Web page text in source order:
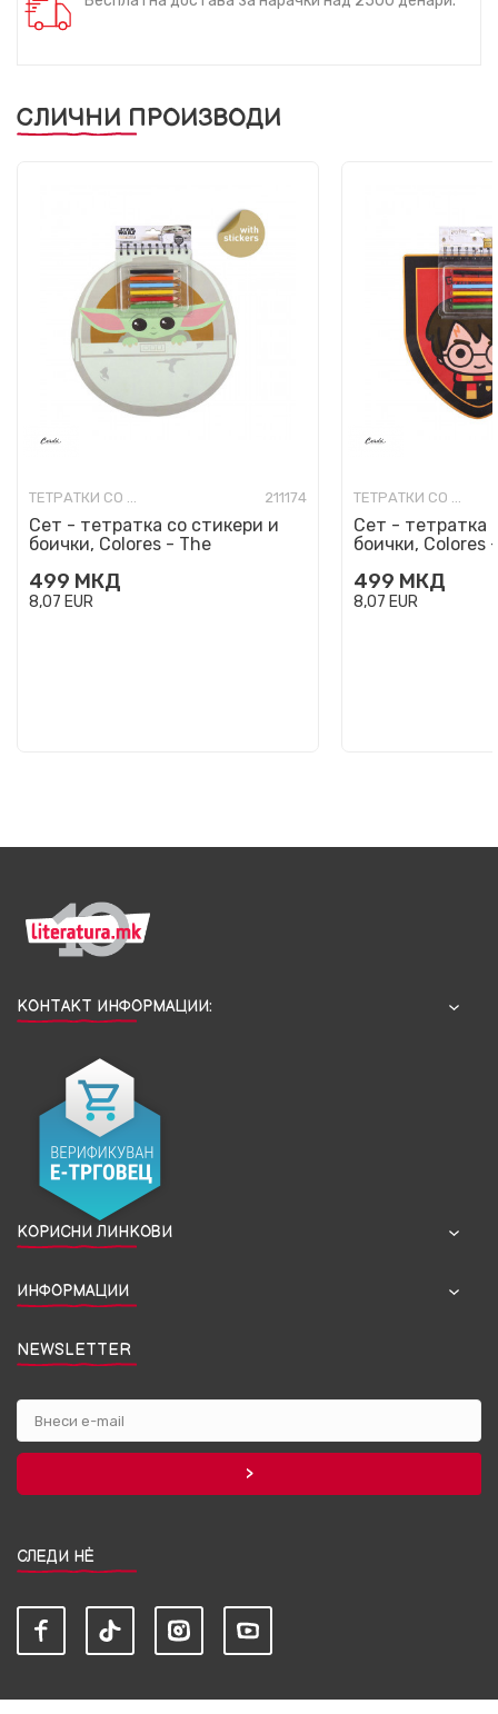
СЛИЧНИ ПРОИЗВОДИ
ТЕТРАТКИ СО СПИРАЛА 211174
Сет - тетратка со стикери и
боички, Colores - The
499 МКД
8,07 EUR
ТЕТРАТКИ СО СПИРАЛА
Сет - тетратка
боички, Colores
499 МКД
8,07 EUR
КОНТАКТ ИНФОРМАЦИИ:
КОРИСНИ ЛИНКОВИ
ИНФОРМАЦИИ
NEWSLETTER
СЛЕДИ НЀ